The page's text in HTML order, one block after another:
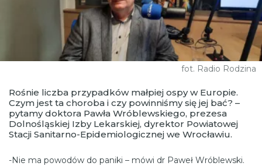
fot. Radio Rodzina
Rośnie liczba przypadków małpiej ospy w Europie.
Czym jest ta choroba i czy powinniśmy się jej bać? –
pytamy doktora Pawła Wróblewskiego, prezesa
Dolnośląskiej Izby Lekarskiej, dyrektor Powiatowej
Stacji Sanitarno-Epidemiologicznej we Wrocławiu.
-Nie ma powodów do paniki – mówi dr Paweł Wróblewski.